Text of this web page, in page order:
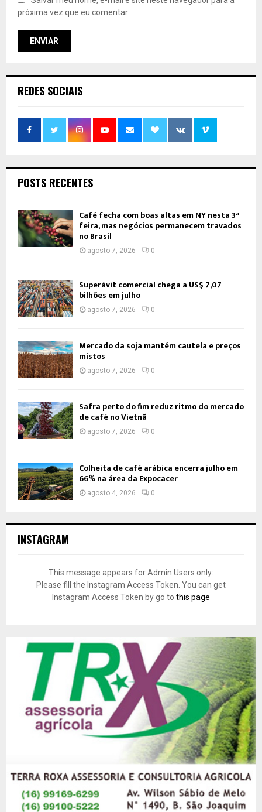
próxima vez que eu comentar
REDES SOCIAIS
POSTS RECENTES
Café fecha com boas altas em NY nesta 3ª
feira, mas negócios permanecem travados
no Brasil
agosto 7, 2026 0
Superávit comercial chega a US$ 7,07
bilhões em julho
agosto 7, 2026 0
Mercado da soja mantém cautela e preços
mistos
agosto 7, 2026 0
Safra perto do fim reduz ritmo do mercado
de café no Vietnã
agosto 7, 2026 0
Colheita de café arábica encerra julho em
66% na área da Expocacer
agosto 4, 2026 0
INSTAGRAM
This message appears for Admin Users only:
Please fill the Instagram Access Token. You can get
Instagram Access Token by go to this page